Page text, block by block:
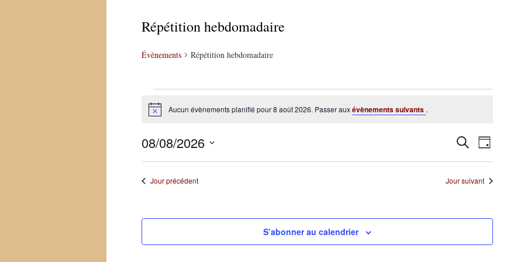
Répétition hebdomadaire
Évènements Répétition hebdomadaire
Évènements
for
8
août
2026
Notice Aucun évènements planifié pour 8 août 2026. Passer auxévènements suivants .
Recherche
et
navigation
Évènements
RechercheNavigation
de
vues
Jour
08/08/2026
date.
Jour précédent Jour suivant
S’abonner au calendrier